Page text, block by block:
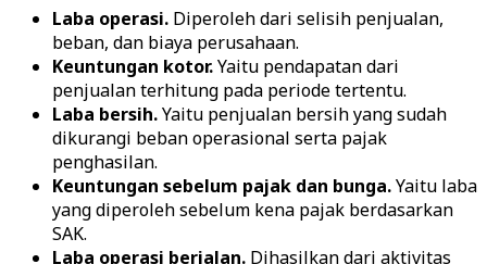
Laba operasi. Diperoleh dari selisih penjualan,
beban, dan biaya perusahaan.
Keuntungan kotor.Yaitu pendapatan dari
penjualan terhitung pada periode tertentu.
Laba bersih.Yaitu penjualan bersih yang sudah
dikurangi beban operasional serta pajak
penghasilan.
Keuntungan sebelum pajak dan bunga.Yaitu laba
yang diperoleh sebelum kena pajak berdasarkan
SAK.
Laba operasi berjalan. Dihasilkan dari aktivitas